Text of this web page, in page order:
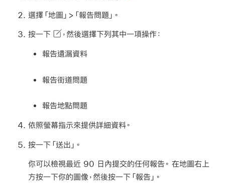
選擇「地圖」>「報告問題」。
按一下 ，然後選擇下列其中一項操作：
報告遺漏資料
報告街道問題
報告地點問題
依照螢幕指示來提供詳細資料。
按一下「送出」。
你可以檢視最近 90 日內提交的任何報告。 在地圖右上
方按一下你的圖像，然後按一下「報告」。